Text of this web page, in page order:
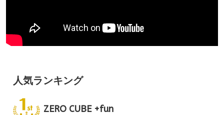
人気ランキング
ZERO CUBE +fun